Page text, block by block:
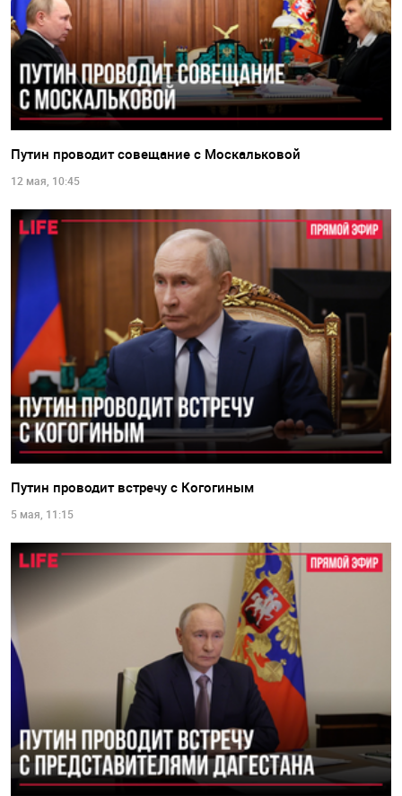
Путин проводит совещание с Москальковой
12 мая, 10:45
Путин проводит встречу с Когогиным
5 мая, 11:15